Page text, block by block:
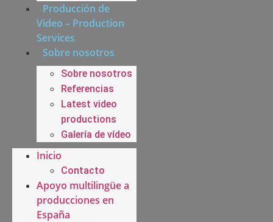
Producción de
Video – Production
Services
Sobre nosotros
Sobre nosotros
Referencias
Latest video
productions
Galería de vídeo
Inicio
Contacto
Apoyo multilingüe a
producciones en
España